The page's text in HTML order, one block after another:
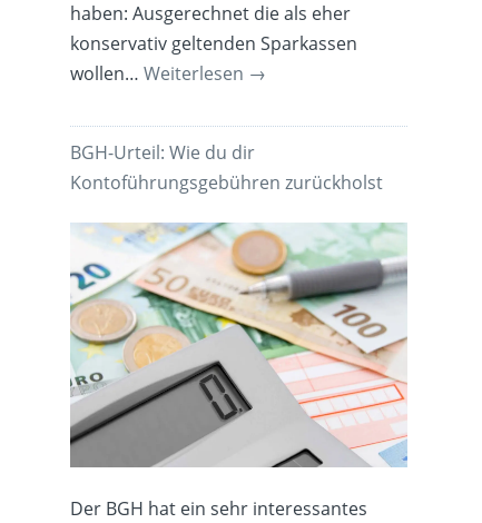
haben: Ausgerechnet die als eher
konservativ geltenden Sparkassen
wollen…Weiterlesen →
BGH-Urteil: Wie du dir
Kontoführungsgebühren zurückholst
Der BGH hat ein sehr interessantes